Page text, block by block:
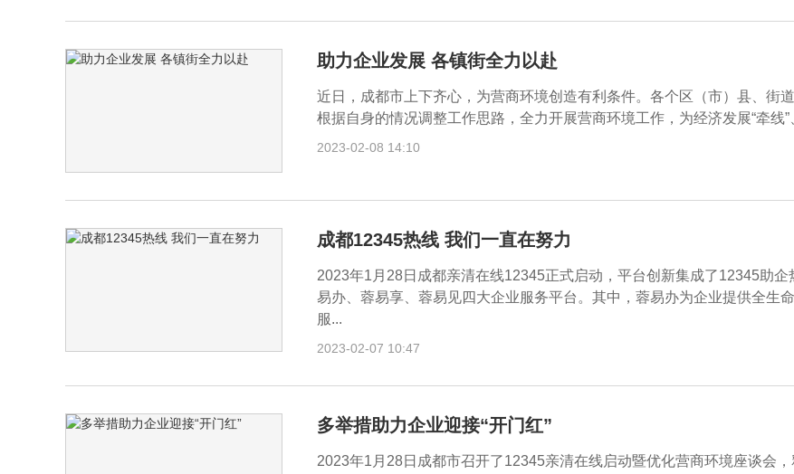
助力企业发展 各镇街全力以赴
近日，成都市上下齐心，为营商环境创造有利条件。各个区（市）县、街
根据自身的情况调整工作思路，全力开展营商环境工作，为经济发展“牵线”
2023-02-08 14:10
成都12345热线 我们一直在努力
2023年1月28日成都亲清在线12345正式启动，平台创新集成了12345助企
易办、蓉易享、蓉易见四大企业服务平台。其中，蓉易办为企业提供全生
服...
2023-02-07 10:47
多举措助力企业迎接“开门红”
2023年1月28日成都市召开了12345亲清在线启动暨优化营商环境座谈会